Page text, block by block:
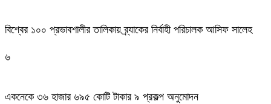
বিশ্বের ১০০ প্রভাবশালীর তালিকায় ব্র্যাকের নির্বাহী পরিচালক আসিফ সালেহ
৬
একনেকে ৩৬ হাজার ৬৯৫ কোটি টাকার ৯ প্রকল্প অনুমোদন